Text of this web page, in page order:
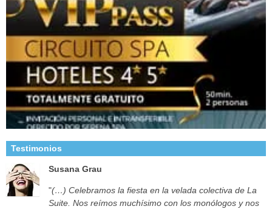
Testimonios
Susana Grau
"(…) Celebramos la fiesta en la velada colectiva de La
Suite. Nos reímos muchísimo con los monólogos y nos